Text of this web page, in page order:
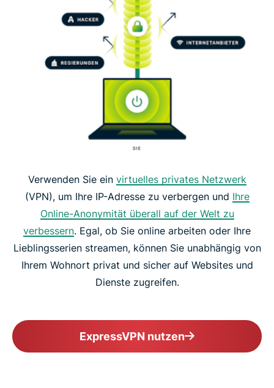
Verwenden Sie ein virtuelles privates Netzwerk
(VPN), um Ihre IP-Adresse zu verbergen und Ihre
Online-Anonymität überall auf der Welt zu
verbessern. Egal, ob Sie online arbeiten oder Ihre
Lieblingsserien streamen, können Sie unabhängig von
Ihrem Wohnort privat und sicher auf Websites und
Dienste zugreifen.
ExpressVPN nutzen